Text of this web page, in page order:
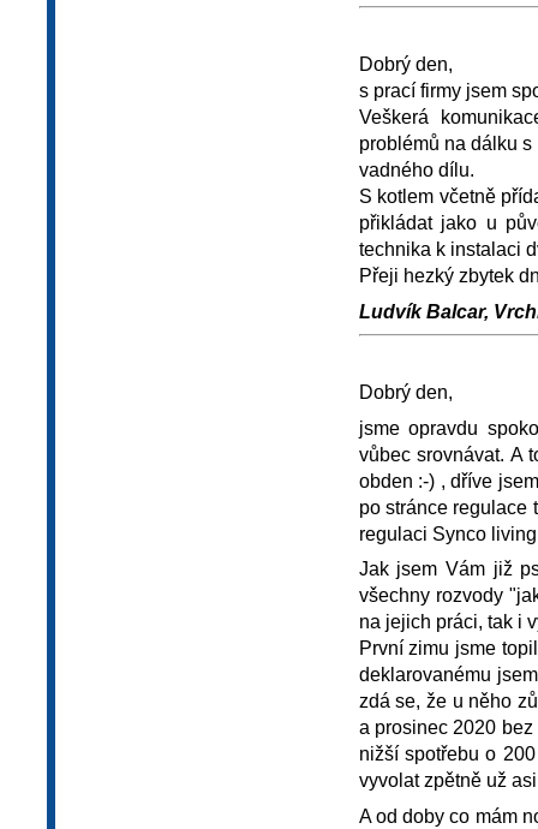
Dobrý den,
s prací firmy jsem
Veškerá
problémů na dálku
vadného dílu.
S kotlem včetně
přikládat jako u
technika k instalaci
Přeji hezký zbytek
Ludvík Balcar,
Dobrý den,
jsme opravdu
vůbec srovnávat. A
obden :-) , dříve
po stránce regulace
regulaci Synco
Jak jsem Vám již
všechny rozvody
na jejich práci, tak i
První zimu jsme
deklarovanému
zdá se, že u něho
a prosinec 2020
nižší spotřebu o
vyvolat zpětně už
A od doby co mám